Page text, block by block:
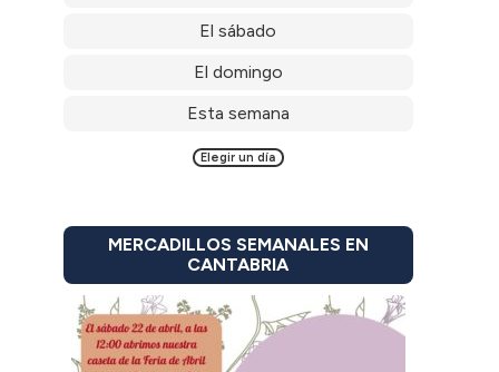
El sábado
El domingo
Esta semana
Elegir un día
MERCADILLOS SEMANALES EN
CANTABRIA